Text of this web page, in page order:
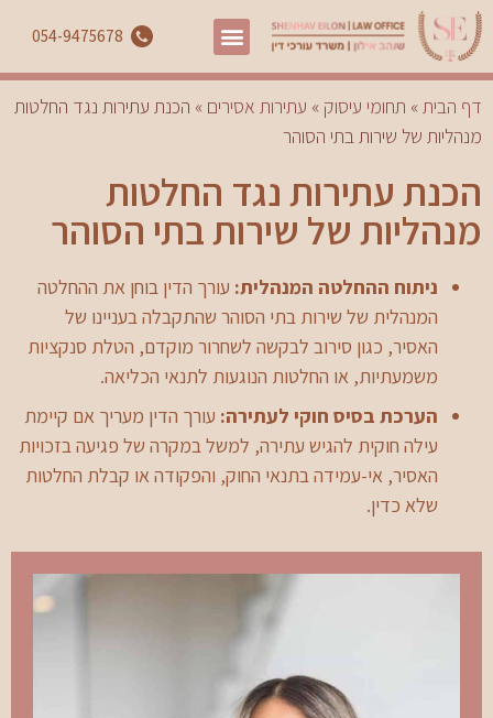
054-9475678
דף הבית» תחומי עיסוק » עתירות אסירים » הכנת עתירות נגד החלטות
מנהליות של שירות בתי הסוהר
הכנת עתירות נגד החלטות
מנהליות של שירות בתי הסוהר
ניתוח ההחלטה המנהלית: עורך הדין בוחן את ההחלטה
המנהלית של שירות בתי הסוהר שהתקבלה בעניינו של
האסיר, כגון סירוב לבקשה לשחרור מוקדם, הטלת סנקציות
משמעתיות, או החלטות הנוגעות לתנאי הכליאה.
הערכת בסיס חוקי לעתירה: עורך הדין מעריך אם קיימת
עילה חוקית להגיש עתירה, למשל במקרה של פגיעה בזכויות
האסיר, אי-עמידה בתנאי החוק, והפקודה או קבלת החלטות
שלא כדין.